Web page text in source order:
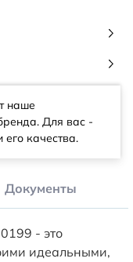
наше
Для вас -
качества.
Документы
- это
идеальными,